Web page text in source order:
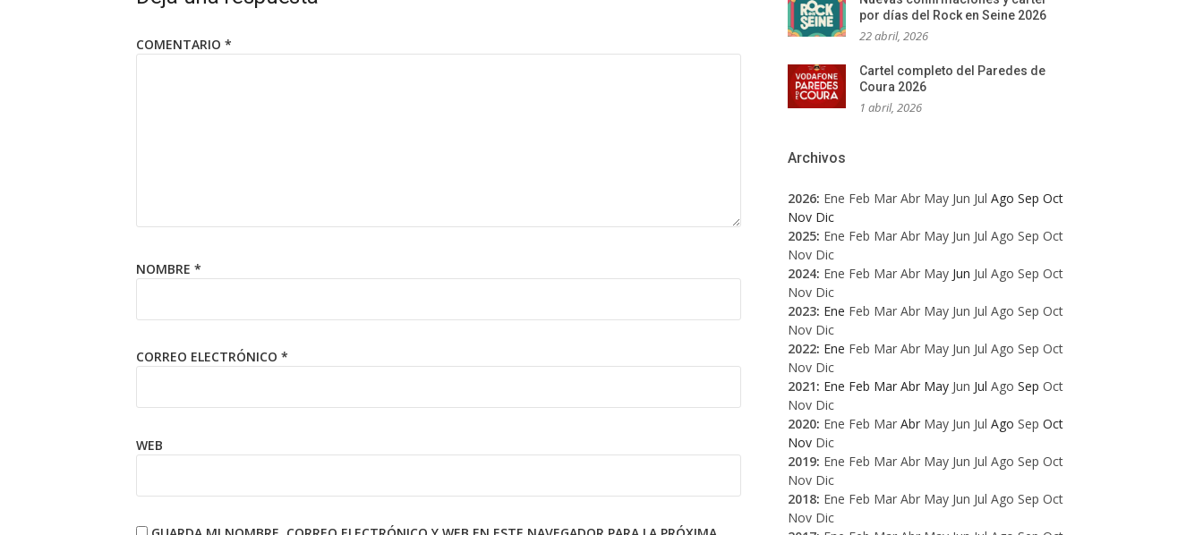
COMENTARIO *
NOMBRE *
CORREO ELECTRÓNICO *
WEB
por días del Rock en Seine 2026
22 abril, 2026
Cartel completo del Paredes de
Coura 2026
1 abril, 2026
Archivos
2026: Ene Feb Mar Abr May Jun Jul Ago Sep Oct
Nov Dic
2025: Ene Feb Mar Abr May Jun Jul Ago Sep Oct
Nov Dic
2024: Ene Feb Mar Abr May Jun Jul Ago Sep Oct
Nov Dic
2023: Ene Feb Mar Abr May Jun Jul Ago Sep Oct
Nov Dic
2022: Ene Feb Mar Abr May Jun Jul Ago Sep Oct
Nov Dic
2021: Ene Feb Mar Abr May Jun Jul Ago Sep Oct
Nov Dic
2020: Ene Feb Mar Abr May Jun Jul Ago Sep Oct
Nov Dic
2019: Ene Feb Mar Abr May Jun Jul Ago Sep Oct
Nov Dic
2018: Ene Feb Mar Abr May Jun Jul Ago Sep Oct
Nov Dic